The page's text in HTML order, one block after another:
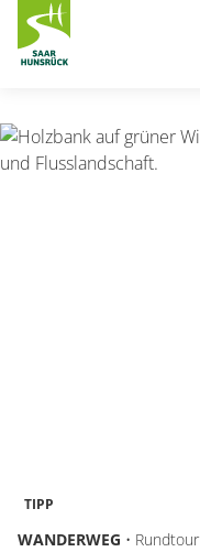
TIPP
WANDERWEG • Rundtour